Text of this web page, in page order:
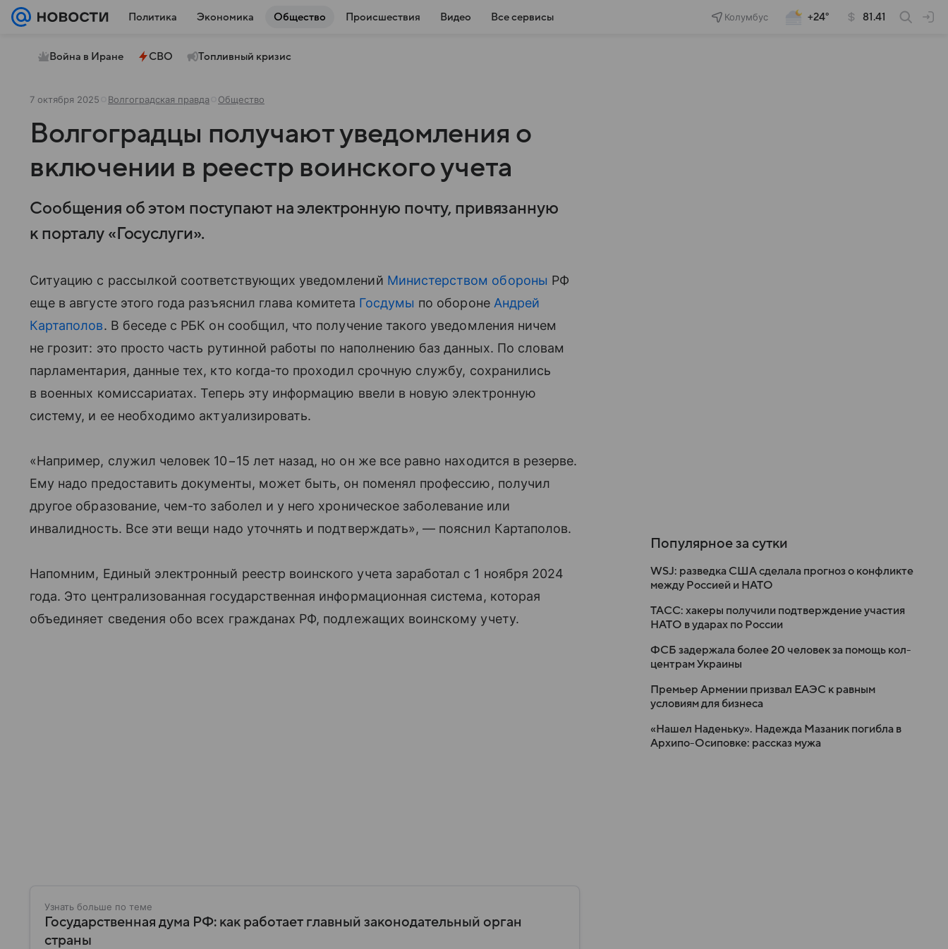
Политика Экономика Общество Происшествия Видео Все сервисы Колумбус +24° 81.41
Война в Иране СВО Топливный кризис
7 октября 2025 Волгоградская правда Общество
Волгоградцы получают уведомления о
включении в реестр воинского учета
Сообщения об этом поступают на электронную почту, привязанную
к порталу «Госуслуги».
Ситуацию с рассылкой соответствующих уведомлений Министерством обороны РФ
еще в августе этого года разъяснил глава комитета Госдумы по обороне Андрей
Картаполов. В беседе с РБК он сообщил, что получение такого уведомления ничем
не грозит: это просто часть рутинной работы по наполнению баз данных. По словам
парламентария, данные тех, кто когда-то проходил срочную службу, сохранились
в военных комиссариатах. Теперь эту информацию ввели в новую электронную
систему, и ее необходимо актуализировать.
«Например, служил человек 10−15 лет назад, но он же все равно находится в резерве.
Ему надо предоставить документы, может быть, он поменял профессию, получил
другое образование, чем-то заболел и у него хроническое заболевание или
инвалидность. Все эти вещи надо уточнять и подтверждать», — пояснил Картаполов.
Напомним, Единый электронный реестр воинского учета заработал с 1 ноября 2024
года. Это централизованная государственная информационная система, которая
объединяет сведения обо всех гражданах РФ, подлежащих воинскому учету.
Узнать больше по теме
Государственная дума РФ: как работает главный законодательный орган
страны
Популярное за сутки
WSJ: разведка США сделала прогноз о конфликте
между Россией и НАТО
ТАСС: хакеры получили подтверждение участия
НАТО в ударах по России
ФСБ задержала более 20 человек за помощь кол-
центрам Украины
Премьер Армении призвал ЕАЭС к равным
условиям для бизнеса
«Нашел Наденьку». Надежда Мазаник погибла в
Архипо-Осиповке: рассказ мужа